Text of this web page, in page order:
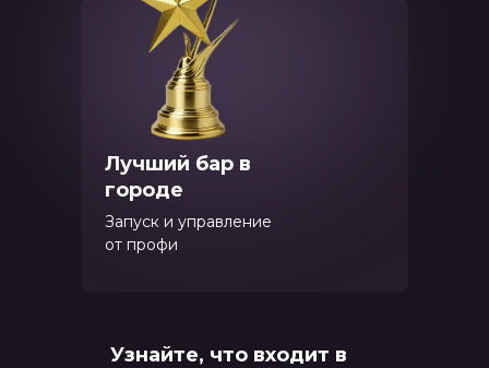
Узнайте, что входит в
Лучший бар в
городе
Запуск и управление
от профи